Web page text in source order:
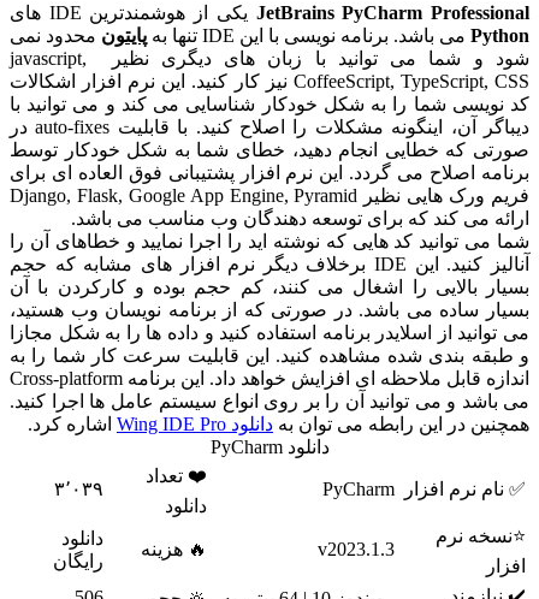
JetBrains PyCharmیکی از هوشمندترین IDE های
می باشد. برنامه نویسی با این IDE تنها به پایتونمحدود نمی
شود و شما می توانید با زبان های دیگری نظیر jаvascript,
CoffeeScript, TypeScript, CSS نیز کار کنید. این نرم افزار اشکالات
شما را به شکل خودکار شناسایی می کند و می توانید با
دیباگر آن، اینگونه مشکلات را اصلاح کنید. با قابلیت auto-fixes در
که خطایی انجام دهید، خطای شما به شکل خودکار توسط
اصلاح می گردد. این نرم افزار پشتیبانی فوق العاده ای برای
فریم ورک هایی نظیر Django, Flask, Google App Engine, Pyramid
می کند که برای توسعه دهندگان وب مناسب می باشد.
توانید کد هایی که نوشته اید را اجرا نمایید و خطاهای آن را
آنالیز کنید. این IDE برخلاف دیگر نرم افزار های مشابه که حجم
بالایی را اشغال می کنند، کم حجم بوده و کارکردن با آن
ساده می باشد. در صورتی که از برنامه نویسان وب هستید،
از اسلایدر برنامه استفاده کنید و داده ها را به شکل مجازا
بندی شده مشاهده کنید. این قابلیت سرعت کار شما را به
اندازه قابل ملاحظه ای افزایش خواهد داد. این برنامه Cross-platform
و می توانید آن را بر روی انواع سیستم عامل ها اجرا کنید.
در این رابطه می توان بهدانلود Wing IDE Pro
اشاره کرد.
نرم افزار PyCharm
❤️ تعداد
۳٬۰۳۹
نرم
v2023.1.3 🔥 هزینه
رایگان